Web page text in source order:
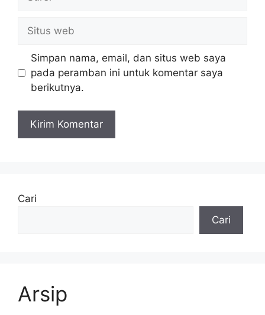
Situs
web
Simpan nama, email, dan situs web saya
pada peramban ini untuk komentar saya
berikutnya.
Cari
Cari
Arsip